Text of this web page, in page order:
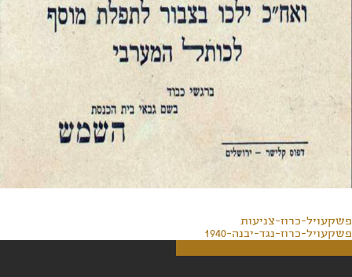
פשקעויל-כרוז-צניעות
פשקעויל-כרוז-נגד-יבנה-1940